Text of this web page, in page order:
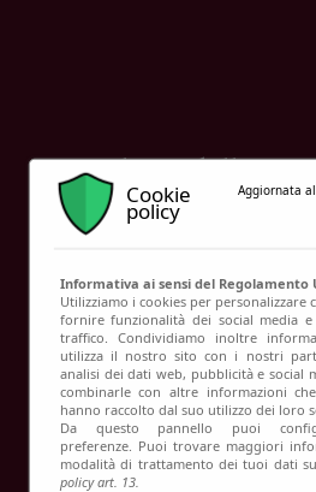
Il riso delle
Cookie
policy
Aggiornata
Informativa ai sensi del Regolamento
Utilizziamo i cookies per personalizzare
fornire funzionalità dei social media
traffico. Condividiamo inoltre
utilizza il nostro sito con i nostri
analisi dei dati web, pubblicità e social
combinarle con altre informazioni
hanno raccolto dal suo utilizzo dei loro
Da questo pannello puoi
preferenze. Puoi trovare maggiori
modalità di trattamento dei tuoi dati
policy art. 13.